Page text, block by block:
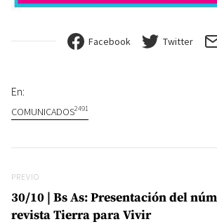
Facebook Twitter
En:
COMUNICADOS2491
Previo
PREVIO
30/10 | Bs As: Presentación del
revista Tierra para Vivir